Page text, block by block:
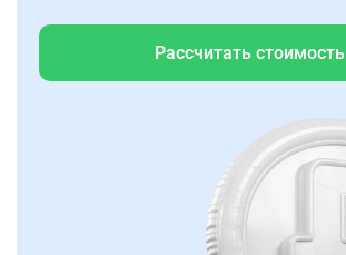
Рассчитать стоимость